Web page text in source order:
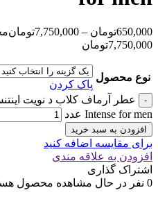
650,000تومان –
7,750,000تومان
7,750,000تومان
نوع محصول
پاک کردن
Intense for men عدد
افزودن به سبد خرید
برای مقایسه اضافه کنید
افزودن به علاقه مندی
اشتراک گذاری
0 نفر در حال مشاهده محصول